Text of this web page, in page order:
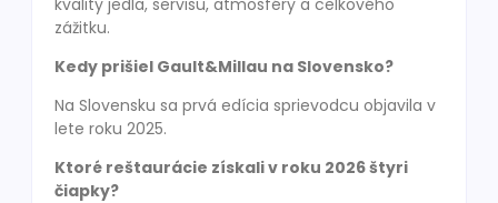
zážitku.
Kedy prišiel Gault&Millau na Slovensko?
Na Slovensku sa prvá edícia sprievodcu objavila v
lete roku 2025.
Ktoré reštaurácie získali v roku 2026 štyri
čiapky?